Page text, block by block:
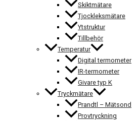
Skiktmätare
Tjockleksmätare
Ytstruktur
Tillbehör
Temperatur
Digital termometer
IR-termometer
Givare typ K
Tryckmätare
Prandtl – Mätsond
Provtryckning